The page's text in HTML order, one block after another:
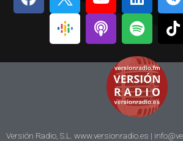
Versión Radio, S.L. www.versionradio.es |